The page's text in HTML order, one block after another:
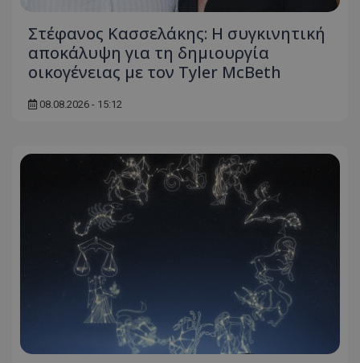
Στέφανος Κασσελάκης: Η συγκινητική
αποκάλυψη για τη δηµιουργία
οικογένειας με τον Tyler McBeth
08.08.2026 - 15:12